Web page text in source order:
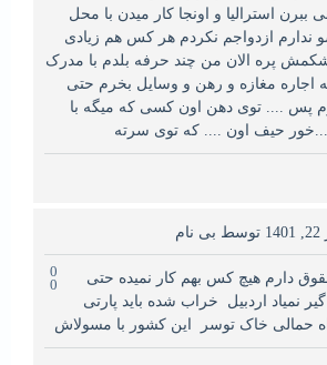
ببرن استرالیا و اونجا کار میدن با محل
ندارم ازدواجم نکردم هر کس هم زیادی
پره الان من چند حرفه بلدم با مدرک
اجاره مغازه و رهن و وسایل بخرم حتی
پس .... توی دهن اون کسی که میگه با
حیف اون .... که توی سرته
توسط بی نام
0
0
دارم هیچ کس بهم کار نمیده حتی
نمیاد اردبیل خراب شده باید پارتی
حمالی خاک توسر این کشور با مسولاش